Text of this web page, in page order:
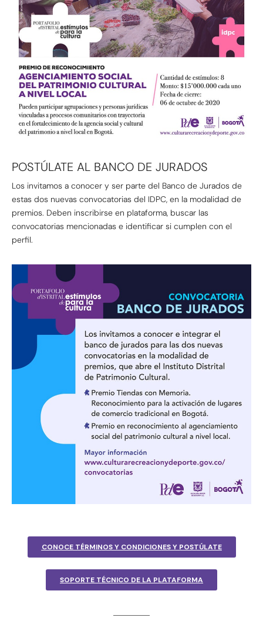
POSTÚLATE AL BANCO DE JURADOS
Los invitamos a conocer y ser parte del Banco de Jurados de
estas dos nuevas convocatorias del IDPC, en la modalidad de
premios. Deben inscribirse en plataforma, buscar las
convocatorias mencionadas e identificar si cumplen con el
perfil.
CONOCE TÉRMINOS Y CONDICIONES Y POSTÚLATE
SOPORTE TÉCNICO DE LA PLATAFORMA